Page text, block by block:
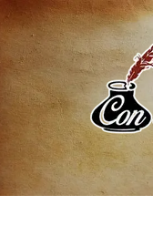
Saltar
al
contenido